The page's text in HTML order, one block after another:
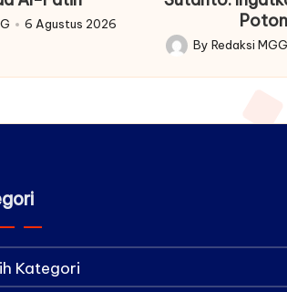
6 Agustus 2026
Posted
by
ByRedaksi MGG